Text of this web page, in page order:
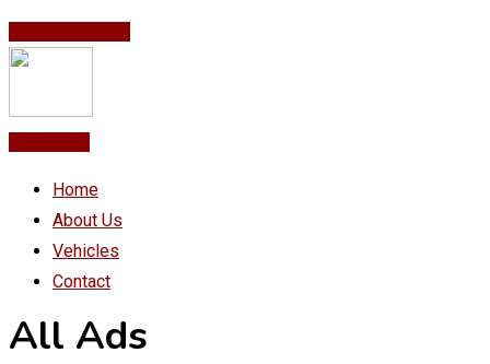
Home
About Us
Vehicles
Contact
All Ads